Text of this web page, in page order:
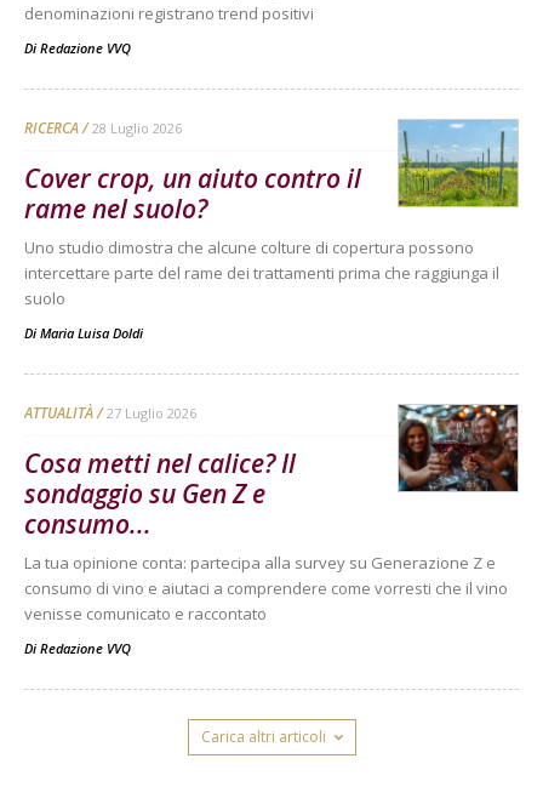
denominazioni registrano trend positivi
Di Redazione VVQ
RICERCA 28 Luglio 2026
Cover crop, un aiuto contro il
rame nel suolo?
Uno studio dimostra che alcune colture di copertura possono
intercettare parte del rame dei trattamenti prima che raggiunga il
suolo
Di Maria Luisa Doldi
ATTUALITÀ 27 Luglio 2026
Cosa metti nel calice? Il
sondaggio su Gen Z e
consumo...
La tua opinione conta: partecipa alla survey su Generazione Z e
consumo di vino e aiutaci a comprendere come vorresti che il vino
venisse comunicato e raccontato
Di Redazione VVQ
Carica altri articoli